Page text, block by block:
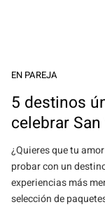
EN PAREJA
5 destinos
celebrar
¿Quieres que tu
probar con un
experiencias más
selección de